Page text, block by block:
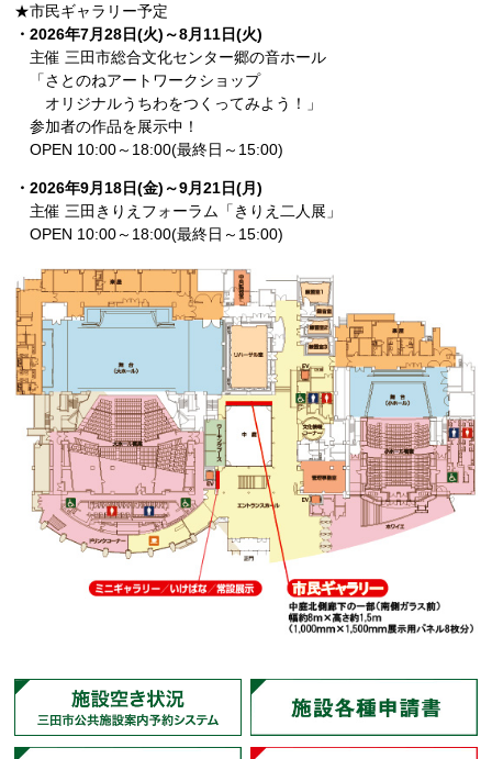
★市民ギャラリー予定
・2026年7月28日(火)～8月11日(火)
主催 三田市総合文化センター郷の音ホール
「さとのねアートワークショップ
オリジナルうちわをつくってみよう！」
参加者の作品を展示中！
OPEN 10:00～18:00(最終日～15:00)
・2026年9月18日(金)～9月21日(月)
主催 三田きりえフォーラム「きりえ二人展」
OPEN 10:00～18:00(最終日～15:00)